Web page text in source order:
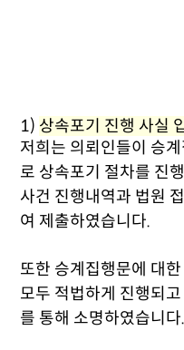
1) 상속포기 진행 사실
저희는 의뢰인들이 승
로 상속포기 절차를 진
사건 진행내역과 법원
여 제출하였습니다.
또한 승계집행문에 대
모두 적법하게 진행되
를 통해 소명하였습니다.